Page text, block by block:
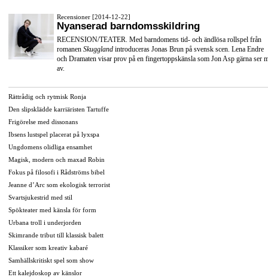
Recensioner [2014-12-22]
Nyanserad barndomsskildring
RECENSION/TEATER. Med barndomens tid- och ändlösa rollspel från
romanen Skuggland introduceras Jonas Brun på svensk scen. Lena Endre
och Dramaten visar prov på en fingertoppskänsla som Jon Asp gärna ser
av.
Rättrådig och rytmisk Ronja
Den slipsklädde karriäristen Tartuffe
Frigörelse med dissonans
Ibsens lustspel placerat på lyxspa
Ungdomens olidliga ensamhet
Magisk, modern och maxad Robin
Fokus på filosofi i Rådströms bibel
Jeanne d’Arc som ekologisk terrorist
Svartsjukestrid med stil
Spökteater med känsla för form
Urbana troll i underjorden
Skimrande tribut till klassisk balett
Klassiker som kreativ kabaré
Samhällskritiskt spel som show
Ett kalejdoskop av känslor